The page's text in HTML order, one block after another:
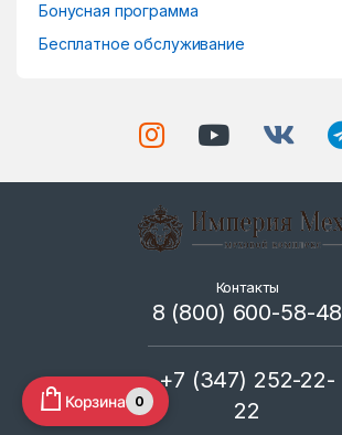
Бонусная программа
Бесплатное обслуживание
Контакты
8 (800) 600-58-48
+7 (347) 252-22-
22
Корзина 0